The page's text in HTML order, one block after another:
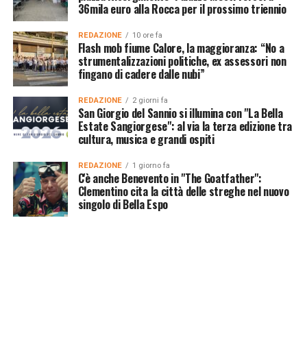
36mila euro alla Rocca per il prossimo triennio
REDAZIONE 10 ore fa
Flash mob fiume Calore, la maggioranza: “No a
strumentalizzazioni politiche, ex assessori non
fingano di cadere dalle nubi”
REDAZIONE 2 giorni fa
San Giorgio del Sannio si illumina con "La Bella
Estate Sangiorgese": al via la terza edizione tra
cultura, musica e grandi ospiti
REDAZIONE 1 giorno fa
C'è anche Benevento in "The Goatfather":
Clementino cita la città delle streghe nel nuovo
singolo di Bella Espo